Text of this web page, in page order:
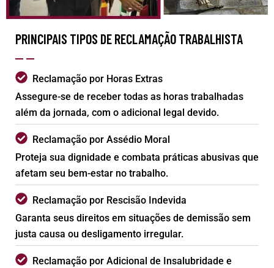
PRINCIPAIS TIPOS DE RECLAMAÇÃO TRABALHISTA
Reclamação por Horas Extras
Assegure-se de receber todas as horas trabalhadas
além da jornada, com o adicional legal devido.
Reclamação por Assédio Moral
Proteja sua dignidade e combata práticas abusivas que
afetam seu bem-estar no trabalho.
Reclamação por Rescisão Indevida
Garanta seus direitos em situações de demissão sem
justa causa ou desligamento irregular.
Reclamação por Adicional de Insalubridade e